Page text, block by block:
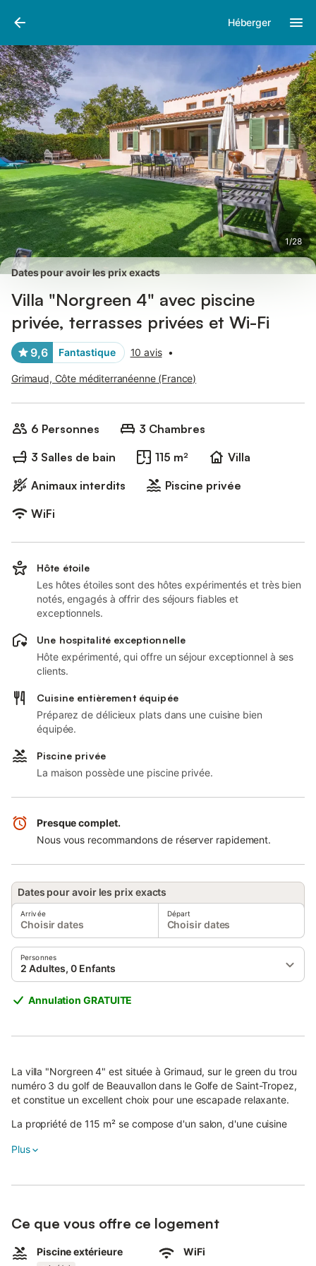
Héberger
1/28
Photos
Dates pour avoir les prix exacts
Villa "Norgreen 4" avec piscine
privée, terrasses privées et Wi-Fi
9,6 Fantastique 10 avis •
Grimaud, Côte méditerranéenne (France)
6 Personnes
3 Chambres
3 Salles de bain
115 m²
Villa
Animaux interdits
Piscine privée
WiFi
Hôte étoile
Les hôtes étoiles sont des hôtes expérimentés et très bien
notés, engagés à offrir des séjours fiables et
exceptionnels.
Une hospitalité exceptionnelle
Hôte expérimenté, qui offre un séjour exceptionnel à ses
clients.
Cuisine entièrement équipée
Préparez de délicieux plats dans une cuisine bien
équipée.
Piscine privée
La maison possède une piscine privée.
Presque complet.
Nous vous recommandons de réserver rapidement.
Dates pour avoir les prix exacts
Arrivée
Choisir dates
Départ
Choisir dates
Personnes
2 Adultes, 0 Enfants
Annulation GRATUITE
La villa "Norgreen 4" est située à Grimaud, sur le green du trou
numéro 3 du golf de Beauvallon dans le Golfe de Saint-Tropez,
et constitue un excellent choix pour une escapade relaxante.
La propriété de 115 m² se compose d'un salon, d'une cuisine
bains et de toilettes supplémentaires, pouvant accueillir jusqu'à
climatisation, un lave-vaisselle et un lave-linge.
De plus, cette villa offre un espace extérieur privé avec une
piscine, un jardin, une terrasse ouverte, une terrasse couverte,
Plus
Ce que vous offre ce logement
Piscine extérieure WiFi